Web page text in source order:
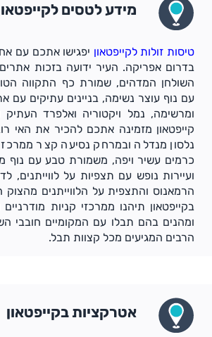
מידע לטסים
טיסות זולות לקייפטאון יפגישו אתכם עם
בדרום אפריקה. העיר ידועה בזכות
השולחן המדהים, שמורת כף התקווה
עם נוף עוצר נשימה, בניינים עתיקים עם
ומרשימה, נמל ויקטוריה ואלפרד העתיק
קייפטאון מזמינה אתכם להכיר את האי
נלסון מנדלה ובמרחק נסיעה קצר ממרכז
כרמים עשיר ויפה, משמורת טבע עם נוף
ועיירות נופש עם תצפיות על לווייתנים,
הרמאנוס והתצפית על הלווייתנים מהצוק
בקייפטאון תיהנו ממרכזי קניות מודרניים
ומהנים בהם תבלו עם המקומיים חובבי
הרבים המגיעים מכל קצוות תבל.
אטרקציות בקייפטאון